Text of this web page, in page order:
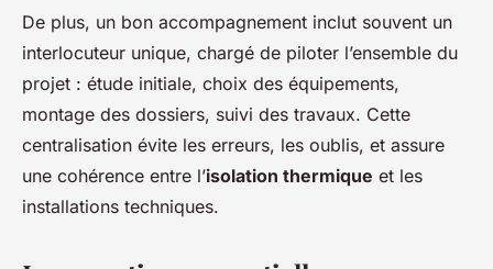
De plus, un bon accompagnement inclut souvent un
interlocuteur unique, chargé de piloter l’ensemble du
projet : étude initiale, choix des équipements,
montage des dossiers, suivi des travaux. Cette
centralisation évite les erreurs, les oublis, et assure
une cohérence entre l’isolation thermique et les
installations techniques.